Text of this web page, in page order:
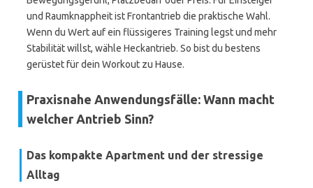
und Raumknappheit ist Frontantrieb die praktische Wahl.
Wenn du Wert auf ein flüssigeres Training legst und mehr
Stabilität willst, wähle Heckantrieb. So bist du bestens
gerüstet für dein Workout zu Hause.
Praxisnahe Anwendungsfälle: Wann macht
welcher Antrieb Sinn?
Das kompakte Apartment und der stressige
Alltag